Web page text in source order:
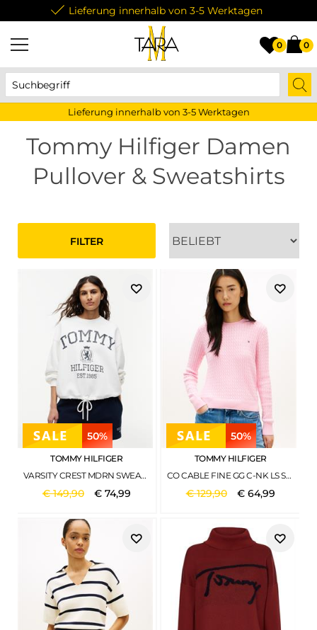
Lieferung innerhalb von 3-5 Werktagen
0 0
Lieferung innerhalb von 3-5 Werktagen
Tommy Hilfiger Damen
Pullover & Sweatshirts
FILTER
50%
TOMMY HILFIGER
VARSITY CREST MDRN SWEATSHIRT ECRU
€149,90 € 74,99
50%
TOMMY HILFIGER
CO CABLE FINE GG C-NK LS SWEATER CLASSIC PINK
€129,90 € 64,99